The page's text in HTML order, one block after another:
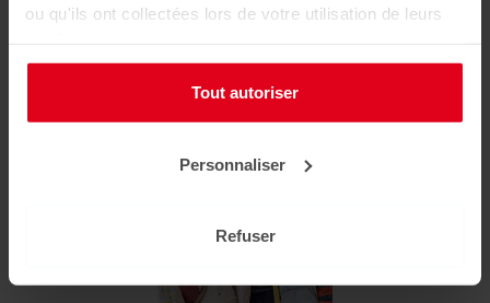
ou qu'ils ont collectées lors de votre utilisation de leurs
Tout autoriser
Personnaliser
Refuser